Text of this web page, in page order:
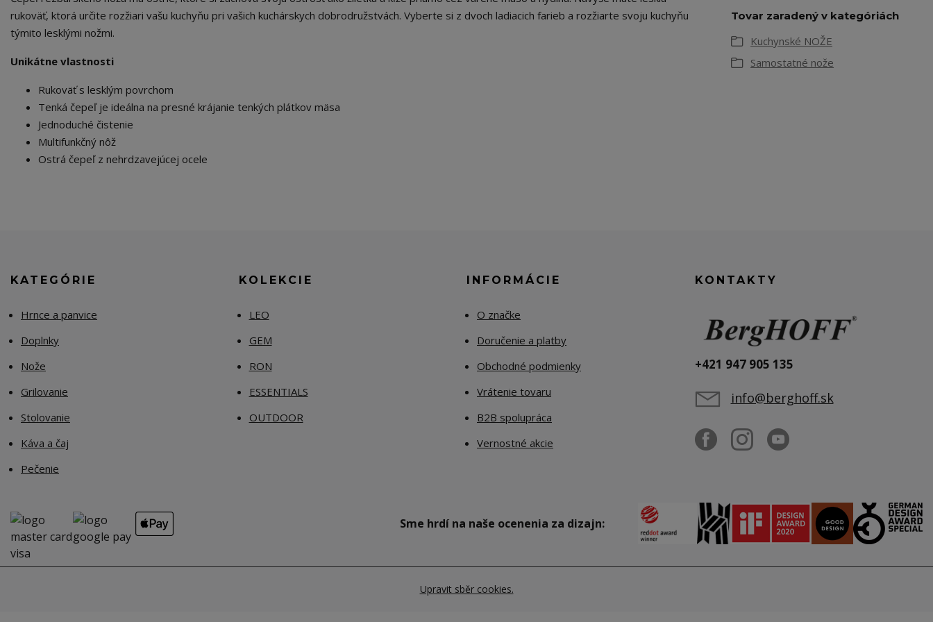
rukoväť, ktorá určite rozžiari vašu kuchyňu pri vašich kuchárskych dobrodružstvách. Vyberte si z dvoch ladiacich farieb a rozžiarte svoju kuchyňu
týmito lesklými nožmi.
Unikátne vlastnosti
Rukoväť s lesklým povrchom
Tenká čepeľ je ideálna na presné krájanie tenkých plátkov mäsa
Jednoduché čistenie
Multifunkčný nôž
Ostrá čepeľ z nehrdzavejúcej ocele
Tovar zaradený v kategóriách
Kuchynské NOŽE
Samostatné nože
KATEGÓRIE
Hrnce a panvice
Doplnky
Nože
Grilovanie
Stolovanie
Káva a čaj
Pečenie
KOLEKCIE
LEO
GEM
RON
ESSENTIALS
OUTDOOR
INFORMÁCIE
O značke
Doručenie a platby
Obchodné podmienky
Vrátenie tovaru
B2B spolupráca
Vernostné akcie
KONTAKTY
+421 947 905 135
info@berghoff.sk
Sme hrdí na naše ocenenia za dizajn:
Upravit sběr cookies.